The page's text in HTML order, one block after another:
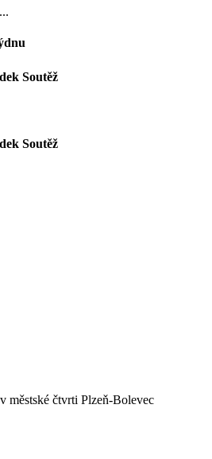
Soutěž
Soutěž
městské čtvrti Plzeň-Bolevec